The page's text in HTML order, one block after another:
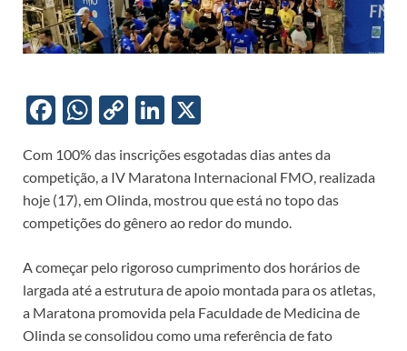
F
e
b
o
k
W
at
s
A
p
p
C
p
y
Li
n
k
Li
k
e
dI
Com 100% das inscrições esgotadas dias antes da
competição, a IV Maratona Internacional FMO, realizada
hoje (17), em Olinda, mostrou que está no topo das
competições do gênero ao redor do mundo.
A começar pelo rigoroso cumprimento dos horários de
largada até a estrutura de apoio montada para os atletas,
a Maratona promovida pela Faculdade de Medicina de
Olinda se consolidou como uma referência de fato